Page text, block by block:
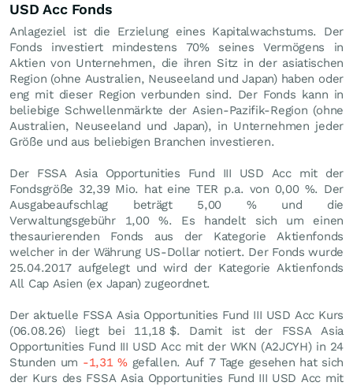
USD Acc Fonds
Anlageziel ist die Erzielung eines Kapitalwachstums. Der
Fonds investiert mindestens 70% seines Vermögens in
Aktien von Unternehmen, die ihren Sitz in der asiatischen
Region (ohne Australien, Neuseeland und Japan) haben oder
eng mit dieser Region verbunden sind. Der Fonds kann in
beliebige Schwellenmärkte der Asien-Pazifik-Region (ohne
Australien, Neuseeland und Japan), in Unternehmen jeder
Größe und aus beliebigen Branchen investieren.
Der FSSA Asia Opportunities Fund III USD Acc mit der
Fondsgröße 32,39 Mio. hat eine TER p.a. von 0,00 %. Der
Ausgabeaufschlag beträgt 5,00 % und die
Verwaltungsgebühr 1,00 %. Es handelt sich um einen
thesaurierenden Fonds aus der Kategorie Aktienfonds
welcher in der Währung US-Dollar notiert. Der Fonds wurde
25.04.2017 aufgelegt und wird der Kategorie Aktienfonds
All Cap Asien (ex Japan) zugeordnet.
Der aktuelle FSSA Asia Opportunities Fund III USD Acc Kurs
(06.08.26) liegt bei 11,18 $. Damit ist der FSSA Asia
Opportunities Fund III USD Acc mit der WKN (A2JCYH) in 24
Stunden um -1,31%gefallen. Auf 7 Tage gesehen hat sich
der Kurs des FSSA Asia Opportunities Fund III USD Acc mit